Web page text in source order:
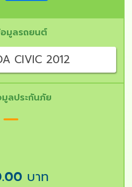
มูลรถยนต์
CIVIC 2012
ลประกันภัย
บาท